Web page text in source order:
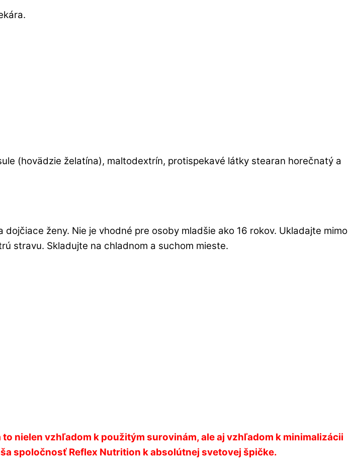
(hovädzie želatína), maltodextrín, protispekavé látky stearan horečnatý a
ženy. Nie je vhodné pre osoby mladšie ako 16 rokov. Ukladajte mimo
stravu. Skladujte na chladnom a suchom mieste.
nielen vzhľadom k použitým surovinám, ale aj vzhľadom k minimalizácii
spoločnosť Reflex Nutrition k absolútnej svetovej špičke.